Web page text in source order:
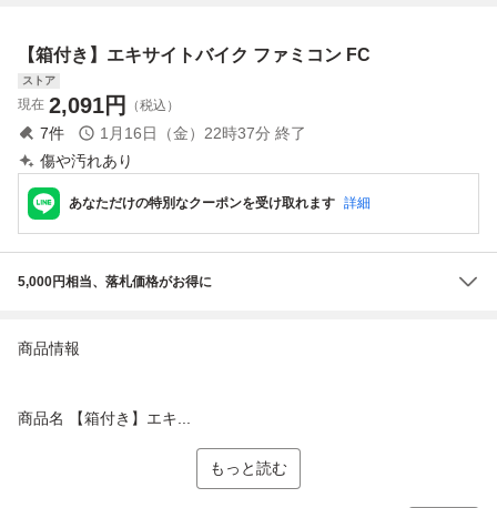
【箱付き】エキサイトバイク ファミコン FC
ストア
現在 2,091円 （税込）
7件 1月16日（金）22時37分 終了
傷や汚れあり
あなただけの特別なクーポンを受け取れます 詳細
5,000円相当、落札価格がお得に
商品情報
商品名 【箱付き】エキ...
もっと読む